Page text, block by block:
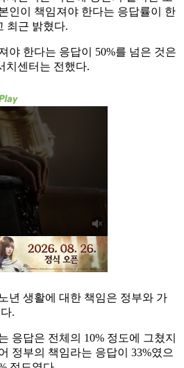
인이 책임져야 한다는 응답률이 한
최근 밝혔다.
야 한다는 응답이 50%를 넘은 것은
치센터는 전했다.
년 생활에 대한 책임은 정부와 가
.
응답은 전체의 10% 정도에 그쳤지
정부의 책임라는 응답이 33%였으